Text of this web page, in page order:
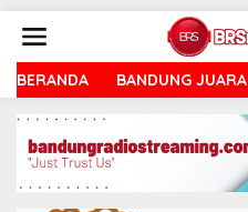
konten
BERANDA BANDUNG JUARA